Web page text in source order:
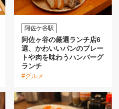
阿佐ケ谷駅
阿佐ヶ谷の厳選ランチ店6
選、かわいいパンのプレー
トや肉を味わうハンバーグ
ランチ
#グルメ